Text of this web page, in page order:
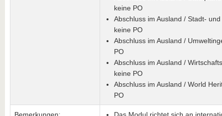
keine PO
Abschluss im Ausland / Stadt-
keine PO
Abschluss im Ausland /
PO
Abschluss im Ausland /
keine PO
Abschluss im Ausland / World
PO